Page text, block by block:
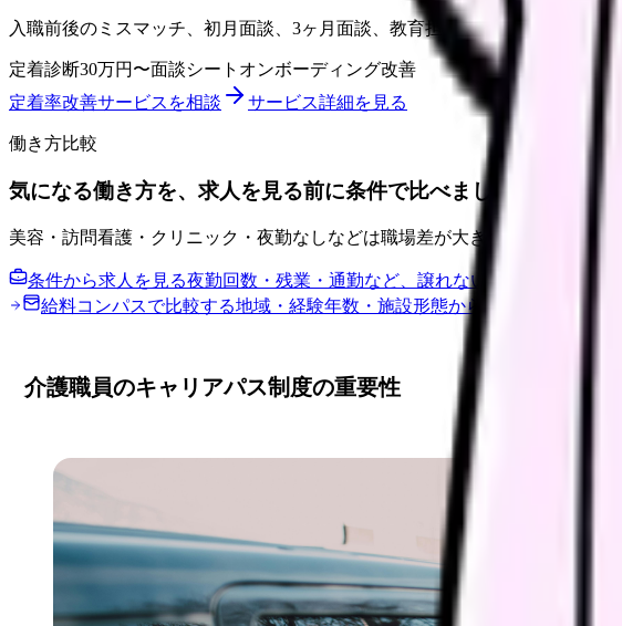
入職前後のミスマッチ、初月面談、3ヶ月面談、教育担当者の受け入れ体制
定着診断30万円〜面談シート オンボーディング改善
定着率改善サービスを相談
サービス詳細を見る
働き方比較
気になる働き方を、求人を見る前に条件で比べましょう。
美容・訪問看護・クリニック・夜勤なしなどは職場差が大きい領域です。
条件から求人を見る夜勤回数・残業・通勤など、譲れない条件で比較でき
給料コンパスで比較する地域・経験年数・施設形態から、今の給料の現
介護職員のキャリアパス制度の重要性